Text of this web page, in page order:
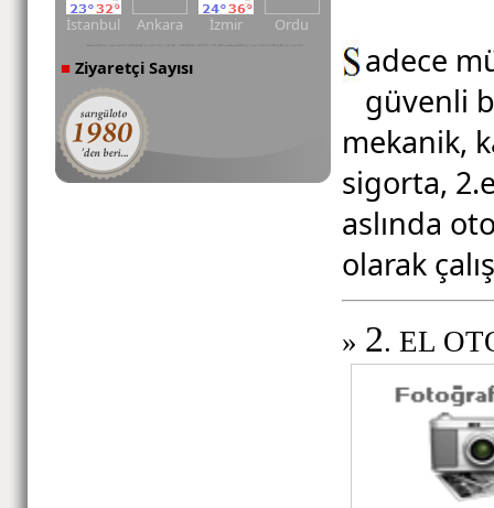
İstanbul Ankara İzmir Ordu
■ Ziyaretçi Sayısı
adece
güvenli
mekanik,
sigorta,
aslında
olarak
» 2. EL